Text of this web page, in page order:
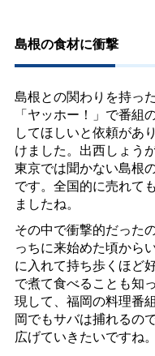
島根の食材に衝撃
島根との関わりを持っ
「ヤッホー！」で番組
してほしいと依頼があ
けました。出西しょう
東京では聞かない島根
です。全国的に売れて
ましたね。
その中で衝撃的だった
っちに来始めた頃から
に入れて持ち歩くほど
で煮て食べることも知
現して、福岡の料理番
岡でもサバは捕れるの
広げていきたいですね。